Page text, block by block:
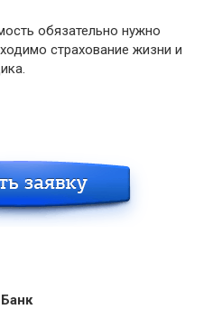
обязательно нужно
страхование жизни и